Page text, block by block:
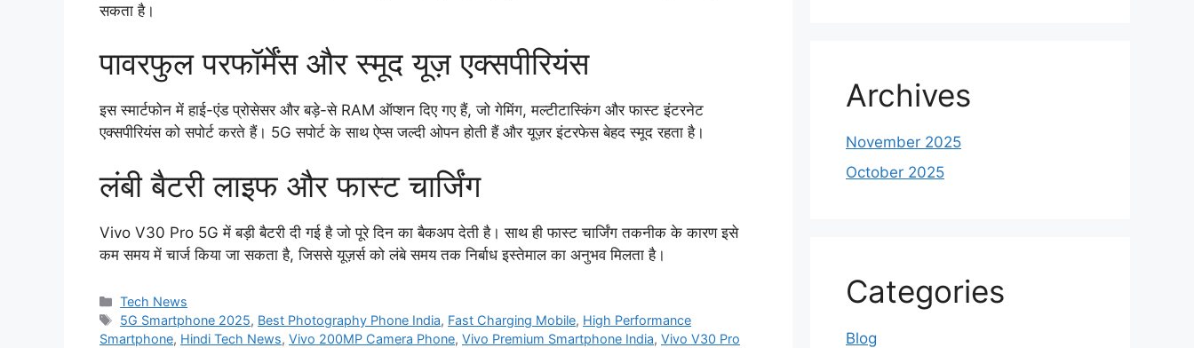
सकता है।
पावरफुल परफॉर्मेंस और स्मूद यूज़ एक्सपीरियंस
इस स्मार्टफोन में हाई-एंड प्रोसेसर और बड़े-से RAM ऑप्शन दिए गए हैं, जो गेमिंग, मल्टीटास्किंग और फास्ट इंटरनेट
एक्सपीरियंस को सपोर्ट करते हैं। 5G सपोर्ट के साथ ऐप्स जल्दी ओपन होती हैं और यूज़र इंटरफेस बेहद स्मूद रहता है।
लंबी बैटरी लाइफ और फास्ट चार्जिंग
Vivo V30 Pro 5G में बड़ी बैटरी दी गई है जो पूरे दिन का बैकअप देती है। साथ ही फास्ट चार्जिंग तकनीक के कारण इसे
कम समय में चार्ज किया जा सकता है, जिससे यूज़र्स को लंबे समय तक निर्बाध इस्तेमाल का अनुभव मिलता है।
Categories
Tech News
Tags
5G Smartphone 2025, Best Photography Phone India, Fast Charging Mobile, High Performance
Smartphone, Hindi Tech News, Vivo 200MP Camera Phone, Vivo Premium Smartphone India, Vivo V30 Pro
Archives
November 2025
October 2025
Categories
Blog